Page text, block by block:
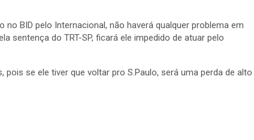
BID pelo Internacional, não haverá qualquer problema em
sentença do TRT-SP, ficará ele impedido de atuar pelo
se ele tiver que voltar pro S.Paulo, será uma perda de alto